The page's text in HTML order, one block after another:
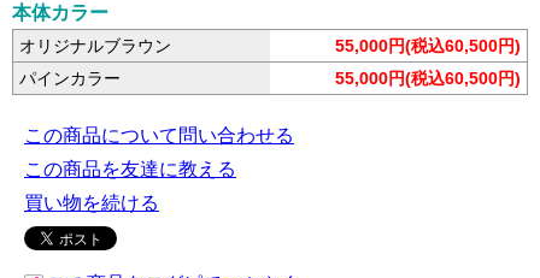
本体カラー
オリジナルブラウン
55,000円(税込60,500円)
パインカラー
55,000円(税込60,500円)
この商品について問い合わせる
この商品を友達に教える
買い物を続ける